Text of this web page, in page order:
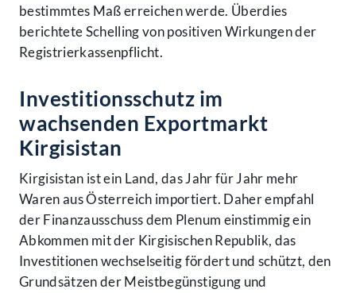
bestimmtes Maß erreichen werde. Überdies
berichtete Schelling von positiven Wirkungen der
Registrierkassenpflicht.
Investitionsschutz im
wachsenden Exportmarkt
Kirgisistan
Kirgisistan ist ein Land, das Jahr für Jahr mehr
Waren aus Österreich importiert. Daher empfahl
der Finanzausschuss dem Plenum einstimmig ein
Abkommen mit der Kirgisischen Republik, das
Investitionen wechselseitig fördert und schützt, den
Grundsätzen der Meistbegünstigung und